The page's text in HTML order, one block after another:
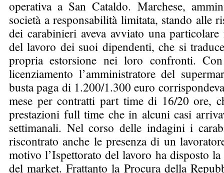
operativa a San Cataldo. Marchese,
società a responsabilità limitata, stando alle
dei carabinieri aveva avviato una
del lavoro dei suoi dipendenti, che si
propria estorsione nei loro confronti.
licenziamento l’amministratore del
busta paga di 1.200/1.300 euro
mese per contratti part time di 16/20 ore,
prestazioni full time che in alcuni casi
settimanali. Nel corso delle indagini i
riscontrato anche le presenza di un
motivo l’Ispettorato del lavoro ha disposto la
del market. Frattanto la Procura della